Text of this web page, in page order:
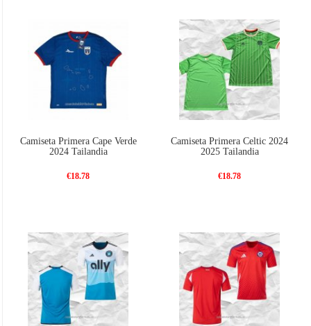
Camiseta Primera Cape Verde
2024 Tailandia
€18.78
Camiseta Primera Celtic 2024
2025 Tailandia
€18.78